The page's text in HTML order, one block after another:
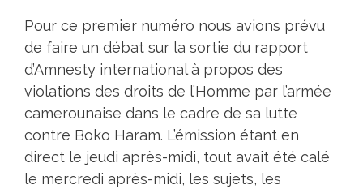
Pour ce premier numéro nous avions prévu
de faire un débat sur la sortie du rapport
d’Amnesty international à propos des
violations des droits de l’Homme par l’armée
camerounaise dans le cadre de sa lutte
contre Boko Haram. L’émission étant en
direct le jeudi après-midi, tout avait été calé
le mercredi après-midi, les sujets, les